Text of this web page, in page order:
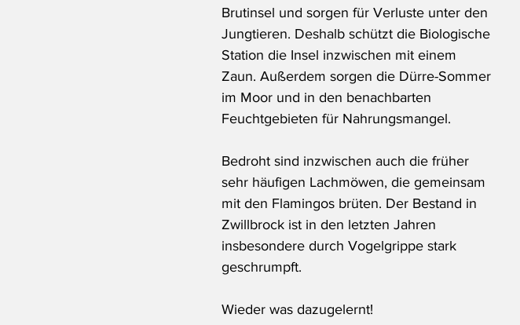
Brutinsel und sorgen für Verluste unter den
Jungtieren. Deshalb schützt die Biologische
Station die Insel inzwischen mit einem
Zaun. Außerdem sorgen die Dürre-Sommer
im Moor und in den benachbarten
Feuchtgebieten für Nahrungsmangel.
Bedroht sind inzwischen auch die früher
sehr häufigen Lachmöwen, die gemeinsam
mit den Flamingos brüten. Der Bestand in
Zwillbrock ist in den letzten Jahren
insbesondere durch Vogelgrippe stark
geschrumpft.
Wieder was dazugelernt!